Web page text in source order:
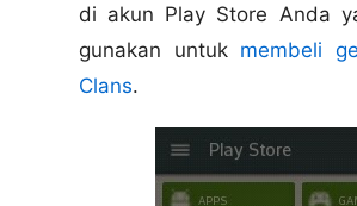
di akun Play Store Anda
gunakan untuk membeli
Clans.